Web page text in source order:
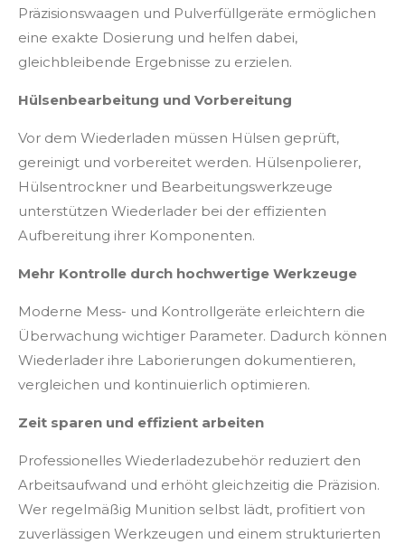
Präzisionswaagen und Pulverfüllgeräte ermöglichen
eine exakte Dosierung und helfen dabei,
gleichbleibende Ergebnisse zu erzielen.
Hülsenbearbeitung und Vorbereitung
Vor dem Wiederladen müssen Hülsen geprüft,
gereinigt und vorbereitet werden. Hülsenpolierer,
Hülsentrockner und Bearbeitungswerkzeuge
unterstützen Wiederlader bei der effizienten
Aufbereitung ihrer Komponenten.
Mehr Kontrolle durch hochwertige Werkzeuge
Moderne Mess- und Kontrollgeräte erleichtern die
Überwachung wichtiger Parameter. Dadurch können
Wiederlader ihre Laborierungen dokumentieren,
vergleichen und kontinuierlich optimieren.
Zeit sparen und effizient arbeiten
Professionelles Wiederladezubehör reduziert den
Arbeitsaufwand und erhöht gleichzeitig die Präzision.
Wer regelmäßig Munition selbst lädt, profitiert von
zuverlässigen Werkzeugen und einem strukturierten